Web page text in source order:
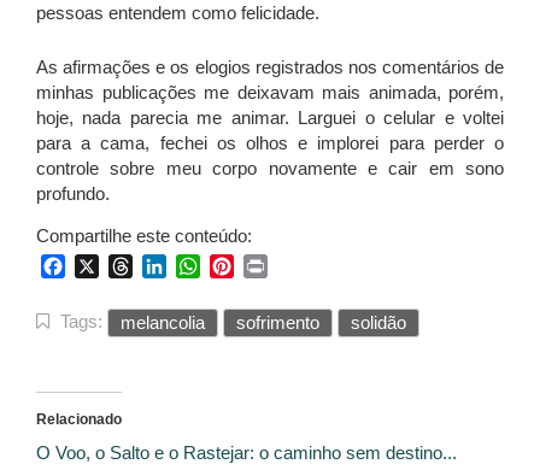
pessoas entendem como felicidade.
As afirmações e os elogios registrados nos comentários de
minhas publicações me deixavam mais animada, porém,
hoje, nada parecia me animar. Larguei o celular e voltei
para a cama, fechei os olhos e implorei para perder o
controle sobre meu corpo novamente e cair em sono
profundo.
Compartilhe este conteúdo:
FacebookThreadsLinkedInWhatsApp
Pinterest
Tags: melancolia sofrimento solidão
Relacionado
O Voo, o Salto e o Rastejar: o caminho sem destino...